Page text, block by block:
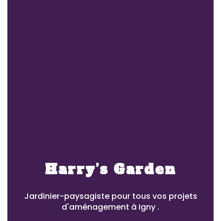
Harry’s Garden
Jardinier-paysagiste pour tous vos projets
d'aménagement à Igny .